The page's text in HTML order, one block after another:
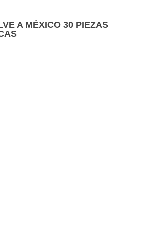
A MÉXICO 30 PIEZAS